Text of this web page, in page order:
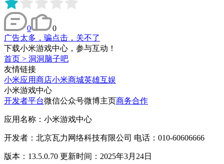
0
0
广告太多，骗点击，关不了
下载小米游戏中心，参与互动！
首页 > 洞洞脑子吧
友情链接
小米应用商店小米商城英雄互娱
小米游戏中心
开发者平台微信公众号微博主页商务合作
应用名称：小米游戏中心
开发者：北京瓦力网络科技有限公司 电话：010-60606666
版本：13.5.0.70 更新时间：2025年3月24日